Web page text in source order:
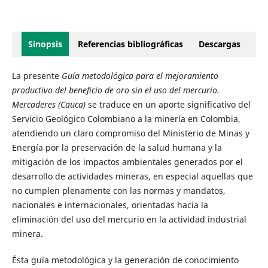
Sinopsis Referencias bibliográficas Descargas
La presente Guía metodológica para el mejoramiento
productivo del beneficio de oro sin el uso del mercurio.
Mercaderes (Cauca)se traduce en un aporte significativo del
Servicio Geológico Colombiano a la minería en Colombia,
atendiendo un claro compromiso del Ministerio de Minas y
Energía por la preservación de la salud humana y la
mitigación de los impactos ambientales generados por el
desarrollo de actividades mineras, en especial aquellas que
no cumplen plenamente con las normas y mandatos,
nacionales e internacionales, orientadas hacia la
eliminación del uso del mercurio en la actividad industrial
minera.
Ésta guía metodológica y la generación de conocimiento